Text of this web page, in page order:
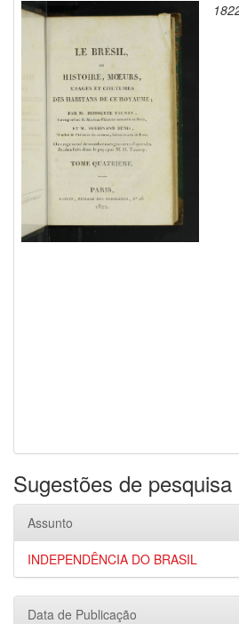
Sugestões de pesquisa
Assunto
INDEPENDÊNCIA DO BRASIL
Data de Publicação